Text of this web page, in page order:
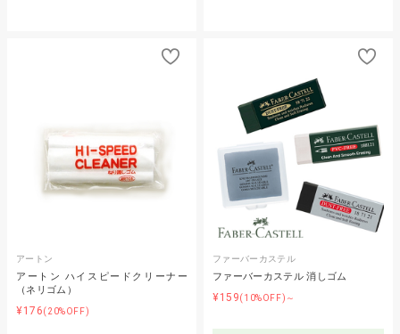
アートン
アートン ハイスピードクリーナー
（ネリゴム）
¥176(20%OFF)
ファーバーカステル
ファーバーカステル 消しゴム
¥159(10%OFF)～